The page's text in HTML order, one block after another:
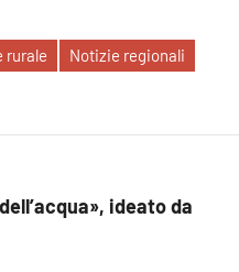
rurale
Notizie regionali
ideato da